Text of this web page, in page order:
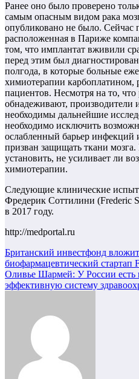
Ранее оно было проверено
самым опасным видом рака
опубликовано не было. Сейчас
расположенная в Париже
том, что имплантат вживили
перед этим был
полгода, в которые больные
химиотерапии карбоплатином,
пациентов. Несмотря на то, что
обнадеживают, производители
необходимы дальнейшие
необходимо исключить
ослабленный барьер инфекций
призван защищать ткани
установить, не усиливает ли
химиотерапии.
Следующие клинические
Фредерик Соттилини (Frederic
в 2017 году.
http://medportal.ru
Навигация
по
записям
Британский инвестфонд
биофармацевтический стартап
Оливье Шармей: У России есть
эффективную систему